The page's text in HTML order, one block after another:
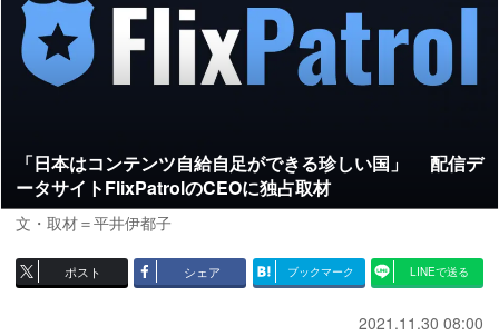
「日本はコンテンツ自給自足ができる珍しい国」 配信デ
ータサイトFlixPatrolのCEOに独占取材
文・取材＝平井伊都子
ポスト シェア ブックマーク LINEで送る
2021.11.30 08:00